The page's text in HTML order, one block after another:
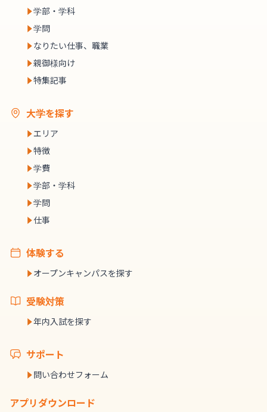
学部・学科
学問
なりたい仕事、職業
親御様向け
特集記事
大学を探す
エリア
特徴
学費
学部・学科
学問
仕事
体験する
オープンキャンパスを探す
受験対策
年内入試を探す
サポート
問い合わせフォーム
アプリダウンロード